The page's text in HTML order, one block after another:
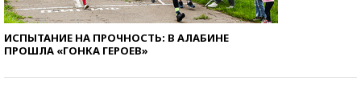
ИСПЫТАНИЕ НА ПРОЧНОСТЬ: В АЛАБИНЕ
ПРОШЛА «ГОНКА ГЕРОЕВ»